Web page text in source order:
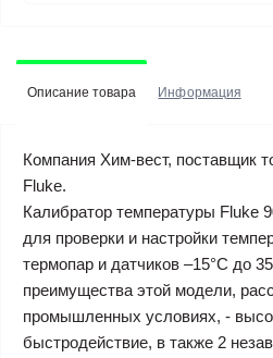
Описание товара Информация
Компания Хим-вест, поставщик
Fluke.
Калибратор температуры Fluke
для проверки и настройки
термопар и датчиков –15°C до
преимущества этой модели,
промышленных условиях, -
быстродействие, в также 2